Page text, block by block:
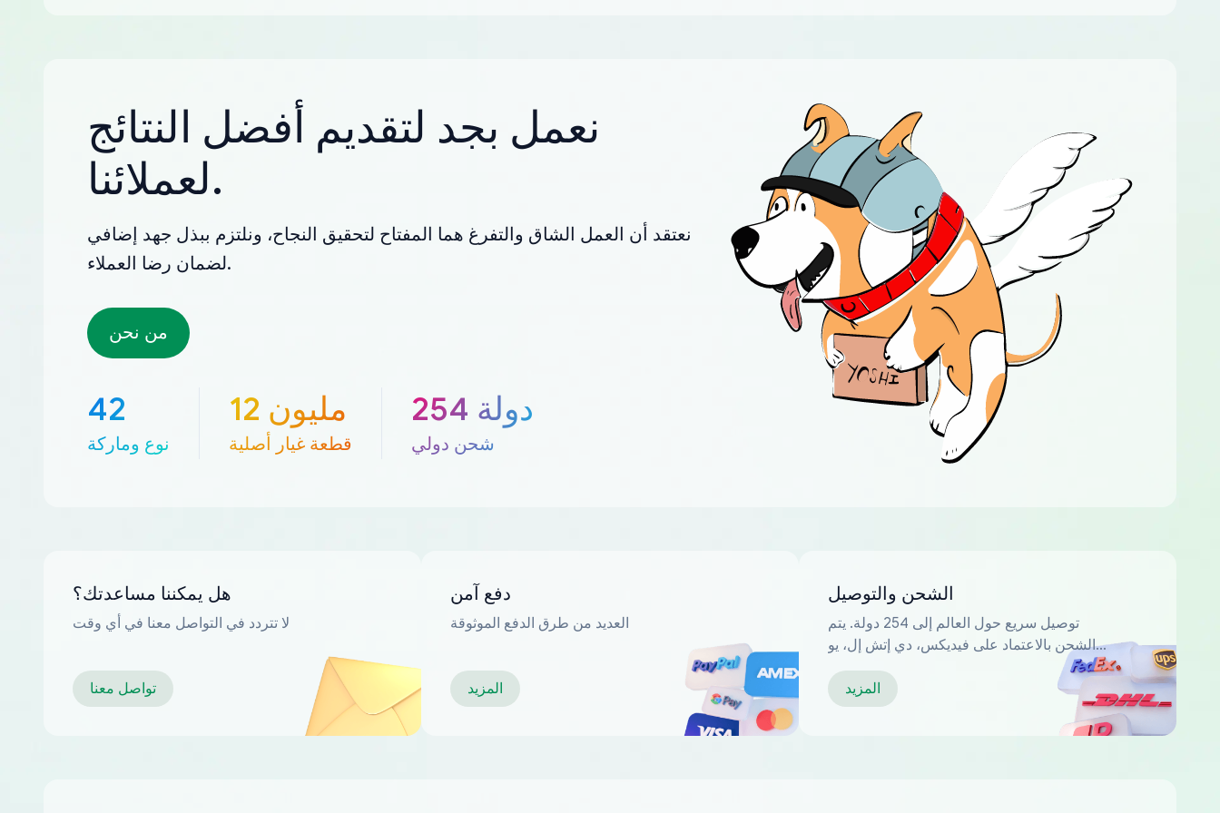
نعمل بجد لتقديم أفضل النتائج
لعملائنا.
نعتقد أن العمل الشاق والتفرغ هما المفتاح لتحقيق النجاح، ونلتزم ببذل جهد إضافي
لضمان رضا العملاء.
من نحن
42
نوع وماركة
12 مليون
قطعة غيار أصلية
254 دولة
شحن دولي
هل يمكننا مساعدتك؟
لا تتردد في التواصل معنا في أي وقت
تواصل معنا
دفع آمن
العديد من طرق الدفع الموثوقة
المزيد
الشحن والتوصيل
توصيل سريع حول العالم إلى 254 دولة. يتم
الشحن بالاعتماد على فيديكس، دي إتش إل، يو
بي إس...
المزيد